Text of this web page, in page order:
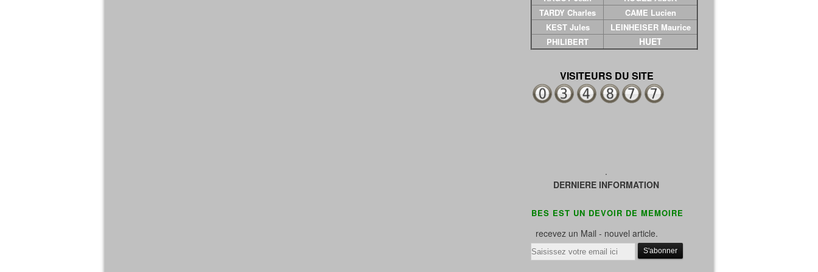
TARDY Charles
CAME Lucien
KEST Jules
LEINHEISER Maurice
PHILIBERT
HUET
VISITEURS DU SITE
.
DERNIERE INFORMATION
LA RESTAURATION DES TOMBES EST UN DEVOIR DE MEMOIRE-PENSEZ A PASSER DANS VOS
recevez un Mail - nouvel article.
Email